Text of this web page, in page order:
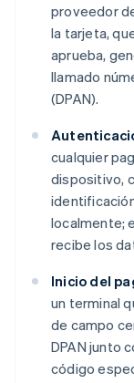
proveedor
la tarjeta,
aprueba,
llamado
(DPAN).
cualquier
dispositivo,
localmente;
recibe los
Inicio del
un terminal
de campo
DPAN junto
código